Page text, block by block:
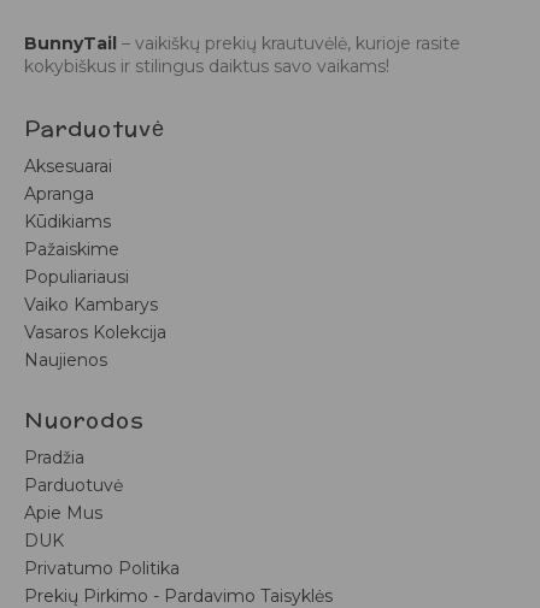
BunnyTail – vaikiškų prekių krautuvėlė, kurioje rasite
kokybiškus ir stilingus daiktus savo vaikams!
Parduotuvė
Aksesuarai
Apranga
Kūdikiams
Pažaiskime
Populiariausi
Vaiko Kambarys
Vasaros Kolekcija
Naujienos
Nuorodos
Pradžia
Parduotuvė
Apie Mus
DUK
Privatumo Politika
Prekių Pirkimo - Pardavimo Taisyklės